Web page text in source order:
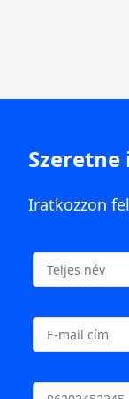
Iratkozzon